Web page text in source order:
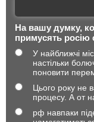
На вашу думку,
примусять росію
У найближчі
настільки
поновити
Цього року не
процесу. А от
рф навпаки